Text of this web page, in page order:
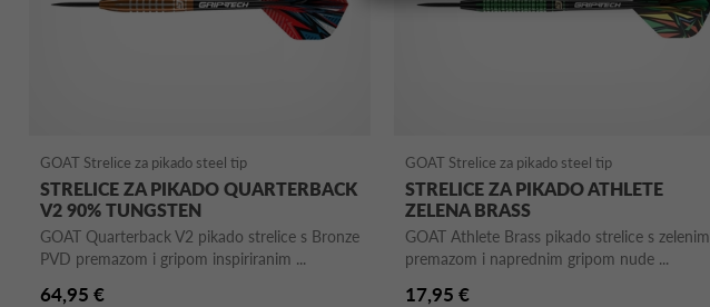
GOAT Strelice za pikado steel tip
STRELICE ZA PIKADO QUARTERBACK
V2 90% TUNGSTEN
GOAT Quarterback V2 pikado strelice s Bronze
PVD premazom i gripom inspiriranim ...
64,95 €
GOAT Strelice za pikado steel tip
STRELICE ZA PIKADO ATHLETE
ZELENA BRASS
GOAT Athlete Brass pikado strelice s zelenim
premazom i naprednim gripom nude ...
17,95 €